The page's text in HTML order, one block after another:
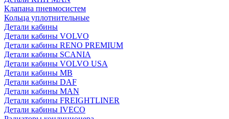
Клапана пневмосистем
Кольца уплотнительные
Детали кабины
Детали кабины VOLVO
Детали кабины RENO PREMIUM
Детали кабины SCANIA
Детали кабины VOLVO USA
Детали кабины MB
Детали кабины DAF
Детали кабины MAN
Детали кабины FREIGHTLINER
Детали кабины IVECO